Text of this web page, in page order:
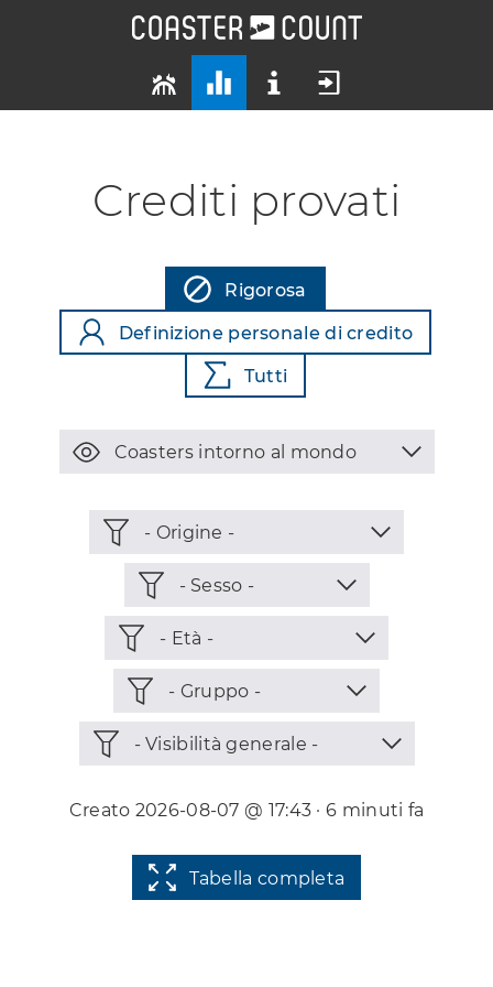
Crediti provati
Rigorosa
Definizione personale di credito
Tutti
Creato 2026-08-07 @ 17:43 · 6 minuti fa
Tabella completa